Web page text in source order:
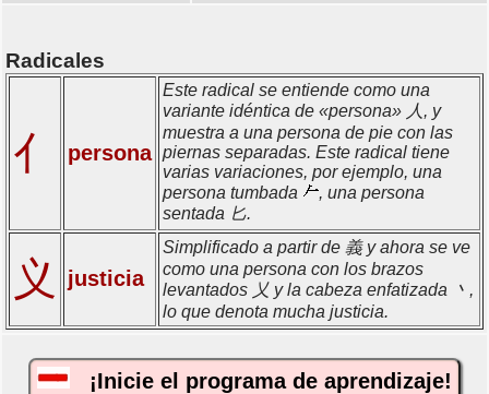
Radicales
亻 persona
Este radical se entiende como una
variante idéntica de «persona» 人, y
muestra a una persona de pie con las
piernas separadas. Este radical tiene
varias variaciones, por ejemplo, una
persona tumbada
, una persona
sentada 匕.
义 justicia
Simplificado a partir de 義 y ahora se ve
como una persona con los brazos
levantados 乂 y la cabeza enfatizada 丶,
lo que denota mucha justicia.
¡Inicie el programa de aprendizaje!